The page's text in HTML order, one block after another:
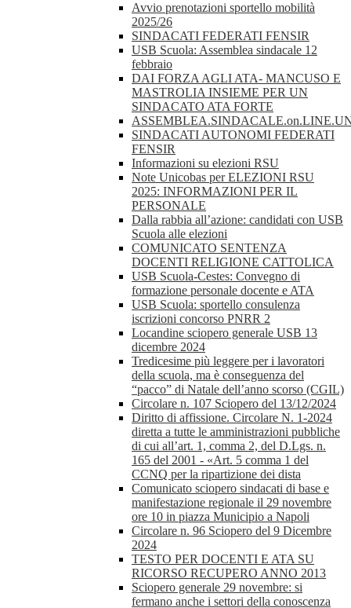
Avvio prenotazioni sportello mobilità
2025/26
SINDACATI FEDERATI FENSIR
USB Scuola: Assemblea sindacale 12
febbraio
DAI FORZA AGLI ATA- MANCUSO E
MASTROLIA INSIEME PER UN
SINDACATO ATA FORTE
SINDACATI AUTONOMI FEDERATI
FENSIR
Informazioni su elezioni RSU
Note Unicobas per ELEZIONI RSU
2025: INFORMAZIONI PER IL
PERSONALE
Dalla rabbia all’azione: candidati con USB
Scuola alle elezioni
COMUNICATO SENTENZA
DOCENTI RELIGIONE CATTOLICA
USB Scuola-Cestes: Convegno di
formazione personale docente e ATA
USB Scuola: sportello consulenza
iscrizioni concorso PNRR 2
Locandine sciopero generale USB 13
dicembre 2024
Tredicesime più leggere per i lavoratori
della scuola, ma è conseguenza del
“pacco” di Natale dell’anno scorso (CGIL)
Circolare n. 107 Sciopero del 13/12/2024
Diritto di affissione. Circolare N. 1-2024
diretta a tutte le amministrazioni pubbliche
di cui all’art. 1, comma 2, del D.Lgs. n.
165 del 2001 - «Art. 5 comma 1 del
CCNQ per la ripartizione dei dista
Comunicato sciopero sindacati di base e
manifestazione regionale il 29 novembre
ore 10 in piazza Municipio a Napoli
Circolare n. 96 Sciopero del 9 Dicembre
2024
TESTO PER DOCENTI E ATA SU
RICORSO RECUPERO ANNO 2013
Sciopero generale 29 novembre: si
fermano anche i settori della conoscenza